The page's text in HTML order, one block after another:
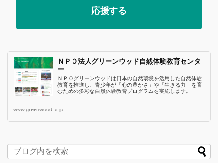
応援する
ＮＰＯ法人グリーンウッド自然体験教育センタ
ー
ＮＰＯグリーンウッドは日本の自然環境を活用した自然体験
教育を推進し、青少年が「心の豊かさ」や「生きる力」を育
むための多彩な自然体験教育プログラムを実施します。
www.greenwood.or.jp